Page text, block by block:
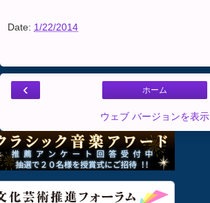
Date: 1/22/2014
‹ ホーム
ウェブ バージョンを表示